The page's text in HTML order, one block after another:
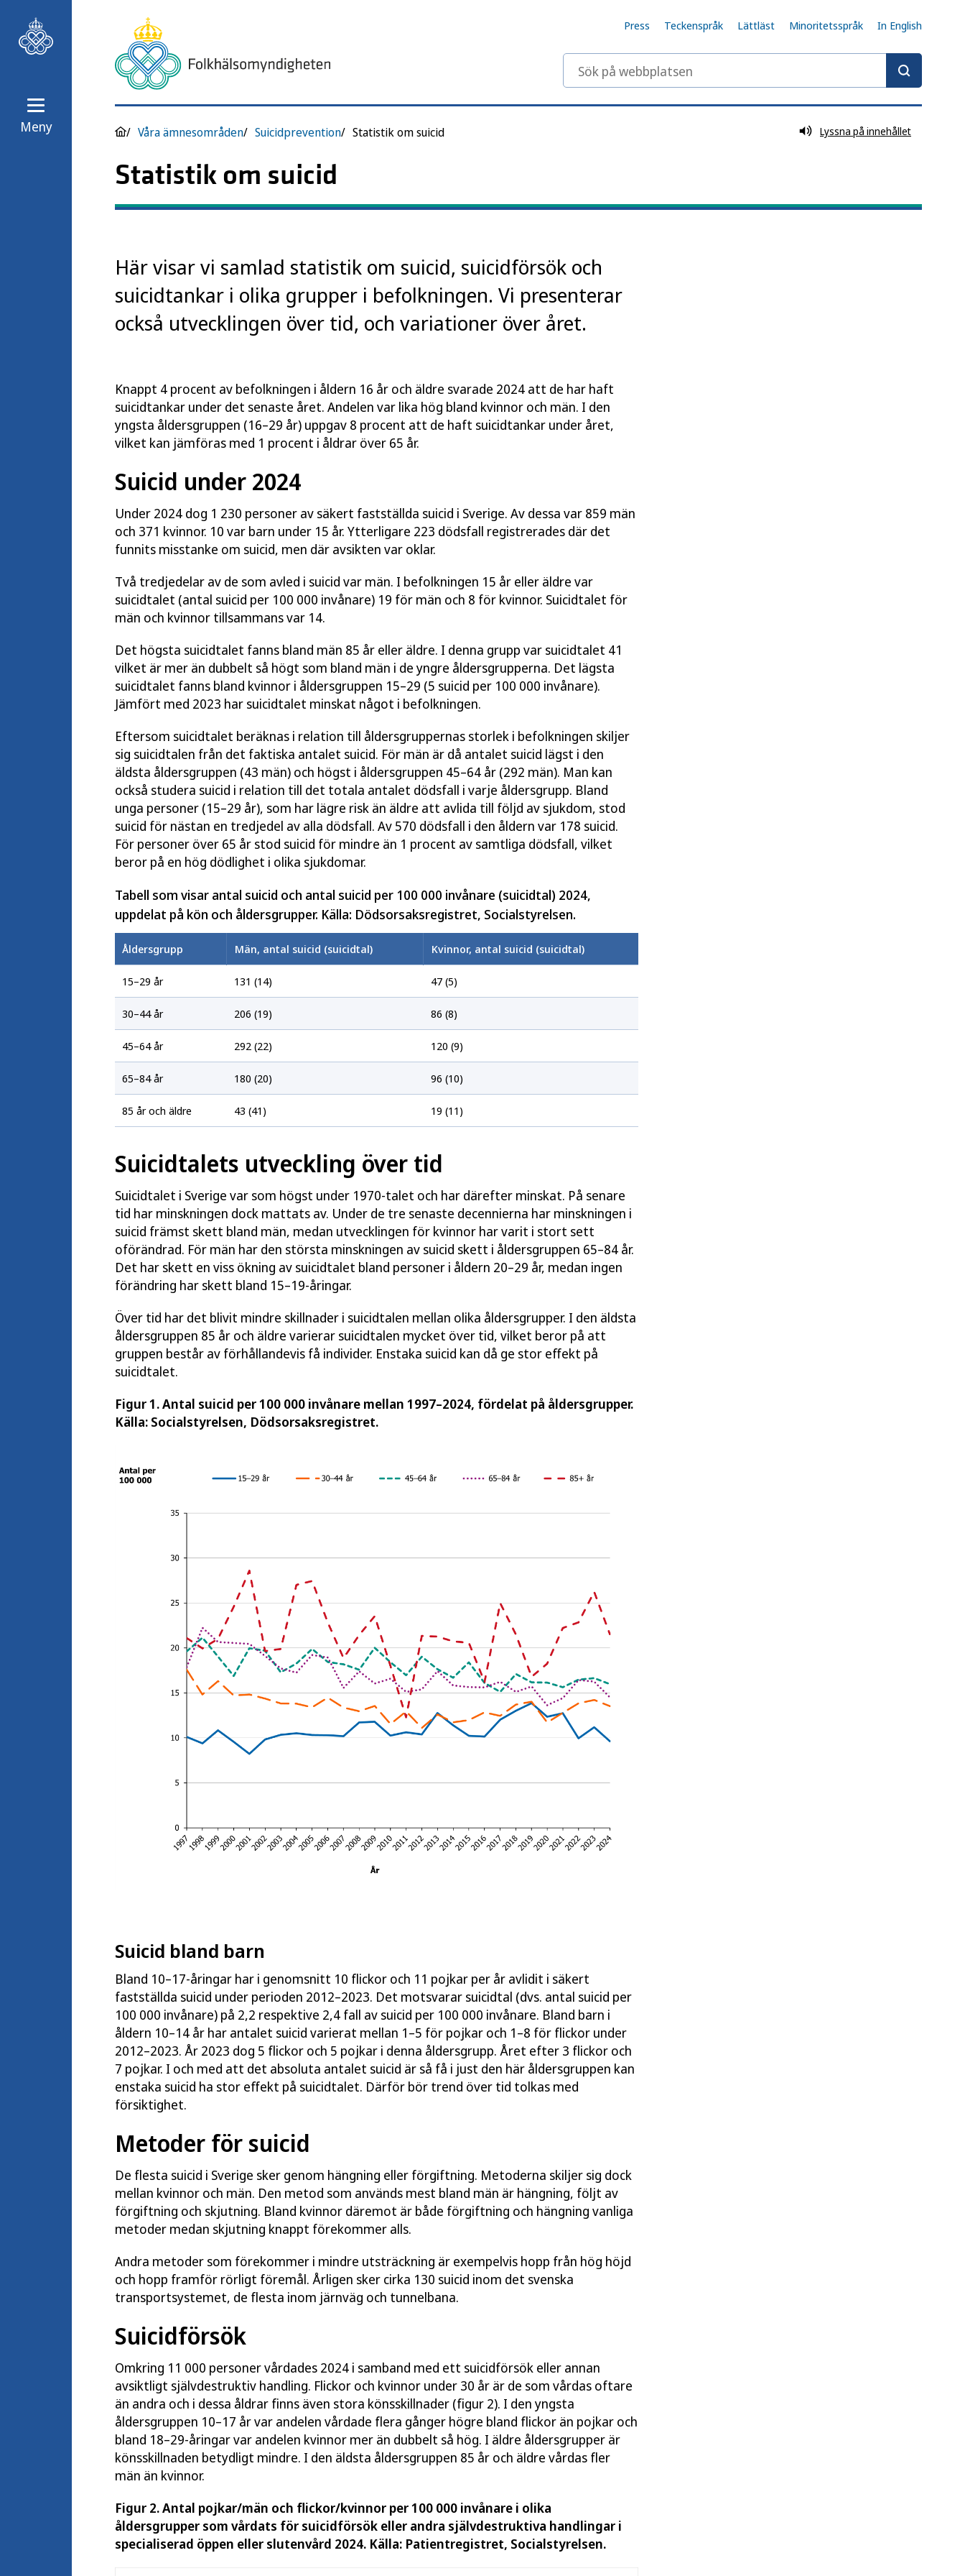
Meny
Press Teckenspråk Lättläst Minoritetsspråk In English
Sök på webbplatsen
Våra ämnesområden Suicidprevention Statistik om suicid Lyssna på innehållet
Statistik om suicid
Här visar vi samlad statistik om suicid, suicidförsök och
suicidtankar i olika grupper i befolkningen. Vi presenterar
också utvecklingen över tid, och variationer över året.
Knappt 4 procent av befolkningen i åldern 16 år och äldre svarade 2024 att de har haft
suicidtankar under det senaste året. Andelen var lika hög bland kvinnor och män. I den
yngsta åldersgruppen (16–29 år) uppgav 8 procent att de haft suicidtankar under året,
vilket kan jämföras med 1 procent i åldrar över 65 år.
Suicid under 2024
Under 2024 dog 1 230 personer av säkert fastställda suicid i Sverige. Av dessa var 859 män
och 371 kvinnor. 10 var barn under 15 år. Ytterligare 223 dödsfall registrerades där det
funnits misstanke om suicid, men där avsikten var oklar.
Två tredjedelar av de som avled i suicid var män. I befolkningen 15 år eller äldre var
suicidtalet (antal suicid per 100 000 invånare) 19 för män och 8 för kvinnor. Suicidtalet för
män och kvinnor tillsammans var 14.
Det högsta suicidtalet fanns bland män 85 år eller äldre. I denna grupp var suicidtalet 41
vilket är mer än dubbelt så högt som bland män i de yngre åldersgrupperna. Det lägsta
suicidtalet fanns bland kvinnor i åldersgruppen 15–29 (5 suicid per 100 000 invånare).
Jämfört med 2023 har suicidtalet minskat något i befolkningen.
Eftersom suicidtalet beräknas i relation till åldersgruppernas storlek i befolkningen skiljer
sig suicidtalen från det faktiska antalet suicid. För män är då antalet suicid lägst i den
äldsta åldersgruppen (43 män) och högst i åldersgruppen 45–64 år (292 män). Man kan
också studera suicid i relation till det totala antalet dödsfall i varje åldersgrupp. Bland
unga personer (15–29 år), som har lägre risk än äldre att avlida till följd av sjukdom, stod
suicid för nästan en tredjedel av alla dödsfall. Av 570 dödsfall i den åldern var 178 suicid.
För personer över 65 år stod suicid för mindre än 1 procent av samtliga dödsfall, vilket
beror på en hög dödlighet i olika sjukdomar.
Tabell som visar antal suicid och antal suicid per 100 000 invånare (suicidtal) 2024,
uppdelat på kön och åldersgrupper. Källa: Dödsorsaksregistret, Socialstyrelsen.
Åldersgrupp Män, antal suicid (suicidtal) Kvinnor, antal suicid (suicidtal)
15–29 år 131 (14) 47 (5)
30–44 år 206 (19) 86 (8)
45–64 år 292 (22) 120 (9)
65–84 år 180 (20) 96 (10)
85 år och äldre 43 (41) 19 (11)
Suicidtalets utveckling över tid
Suicidtalet i Sverige var som högst under 1970-talet och har därefter minskat. På senare
tid har minskningen dock mattats av. Under de tre senaste decennierna har minskningen i
suicid främst skett bland män, medan utvecklingen för kvinnor har varit i stort sett
oförändrad. För män har den största minskningen av suicid skett i åldersgruppen 65–84 år.
Det har skett en viss ökning av suicidtalet bland personer i åldern 20–29 år, medan ingen
förändring har skett bland 15–19-åringar.
Över tid har det blivit mindre skillnader i suicidtalen mellan olika åldersgrupper. I den äldsta
åldersgruppen 85 år och äldre varierar suicidtalen mycket över tid, vilket beror på att
gruppen består av förhållandevis få individer. Enstaka suicid kan då ge stor effekt på
suicidtalet.
Figur 1. Antal suicid per 100 000 invånare mellan 1997–2024, fördelat på åldersgrupper.
Källa: Socialstyrelsen, Dödsorsaksregistret.
Suicid bland barn
Bland 10–17-åringar har i genomsnitt 10 flickor och 11 pojkar per år avlidit i säkert
fastställda suicid under perioden 2012–2023. Det motsvarar suicidtal (dvs. antal suicid per
100 000 invånare) på 2,2 respektive 2,4 fall av suicid per 100 000 invånare. Bland barn i
åldern 10–14 år har antalet suicid varierat mellan 1–5 för pojkar och 1–8 för flickor under
2012–2023. År 2023 dog 5 flickor och 5 pojkar i denna åldersgrupp. Året efter 3 flickor och
7 pojkar. I och med att det absoluta antalet suicid är så få i just den här åldersgruppen kan
enstaka suicid ha stor effekt på suicidtalet. Därför bör trend över tid tolkas med
försiktighet.
Metoder för suicid
De flesta suicid i Sverige sker genom hängning eller förgiftning. Metoderna skiljer sig dock
mellan kvinnor och män. Den metod som används mest bland män är hängning, följt av
förgiftning och skjutning. Bland kvinnor däremot är både förgiftning och hängning vanliga
metoder medan skjutning knappt förekommer alls.
Andra metoder som förekommer i mindre utsträckning är exempelvis hopp från hög höjd
och hopp framför rörligt föremål. Årligen sker cirka 130 suicid inom det svenska
transportsystemet, de flesta inom järnväg och tunnelbana.
Suicidförsök
Omkring 11 000 personer vårdades 2024 i samband med ett suicidförsök eller annan
avsiktligt självdestruktiv handling. Flickor och kvinnor under 30 år är de som vårdas oftare
än andra och i dessa åldrar finns även stora könsskillnader (figur 2). I den yngsta
åldersgruppen 10–17 år var andelen vårdade flera gånger högre bland flickor än pojkar och
bland 18–29-åringar var andelen kvinnor mer än dubbelt så hög. I äldre åldersgrupper är
könsskillnaden betydligt mindre. I den äldsta åldersgruppen 85 år och äldre vårdas fler
män än kvinnor.
Figur 2. Antal pojkar/män och flickor/kvinnor per 100 000 invånare i olika
åldersgrupper som vårdats för suicidförsök eller andra självdestruktiva handlingar i
specialiserad öppen eller slutenvård 2024. Källa: Patientregistret, Socialstyrelsen.